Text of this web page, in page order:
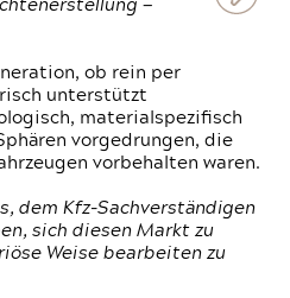
—
ob rein per
unterstützt
materialspezifisch
vorgedrungen, die
vorbehalten waren.
dem Kfz-Sachverständigen
sich diesen Markt zu
Weise bearbeiten zu